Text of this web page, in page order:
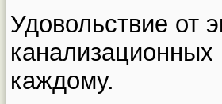
Удовольствие от
каждому.